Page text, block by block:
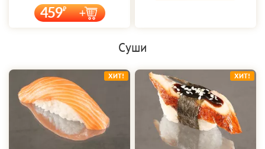
459
Суши
ХИТ! ХИТ!